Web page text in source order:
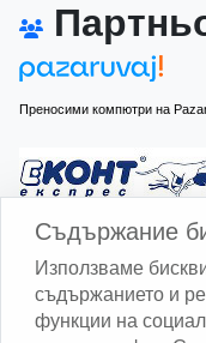
Преносими компютри на
Изчисли доставката с Еконт
Съдържание
Използваме
съдържанието и
функции на